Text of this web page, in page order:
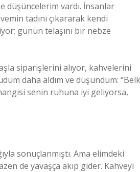
düşüncelerim vardı. İnsanlar
tadını çıkararak kendi
günün telaşını bir nebze
siparişlerini alıyor, kahvelerini
daha aldım ve düşündüm:
senin ruhuna iyi geliyorsa,
sonuçlanmıştı. Ama elimdeki
de yavaşça akıp gider. Kahveyi